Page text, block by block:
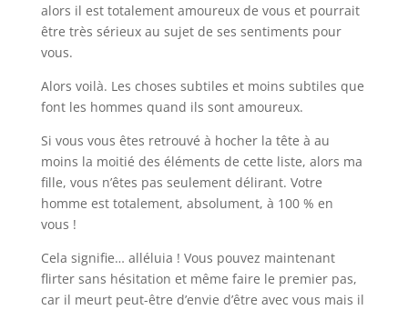
alors il est totalement amoureux de vous et pourrait
être très sérieux au sujet de ses sentiments pour
vous.
Alors voilà. Les choses subtiles et moins subtiles que
font les hommes quand ils sont amoureux.
Si vous vous êtes retrouvé à hocher la tête à au
moins la moitié des éléments de cette liste, alors ma
fille, vous n’êtes pas seulement délirant. Votre
homme est totalement, absolument, à 100 % en
vous !
Cela signifie… alléluia ! Vous pouvez maintenant
flirter sans hésitation et même faire le premier pas,
car il meurt peut-être d’envie d’être avec vous mais il